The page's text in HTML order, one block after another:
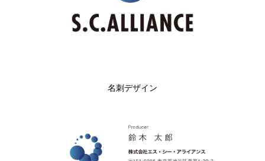
名刺デザイン